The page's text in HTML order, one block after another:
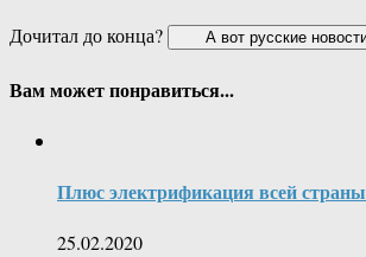
Дочитал до конца?
Вам может понравиться...
Плюс электрификация всей страны
25.02.2020